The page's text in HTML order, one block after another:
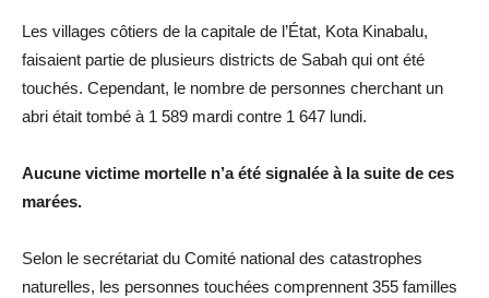
Les villages côtiers de la capitale de l’État, Kota Kinabalu,
faisaient partie de plusieurs districts de Sabah qui ont été
touchés. Cependant, le nombre de personnes cherchant un
abri était tombé à 1 589 mardi contre 1 647 lundi.
Aucune victime mortelle n’a été signalée à la suite de ces
marées.
Selon le secrétariat du Comité national des catastrophes
naturelles, les personnes touchées comprennent 355 familles